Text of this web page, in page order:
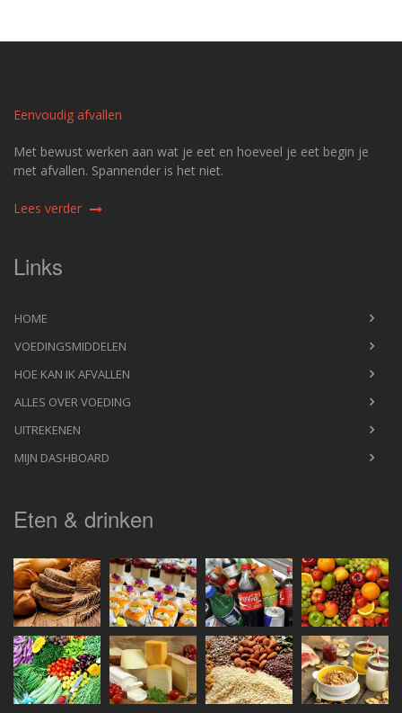
Eenvoudig afvallen
Met bewust werken aan wat je eet en hoeveel je eet begin je
met afvallen. Spannender is het niet.
Lees verder
Links
HOME
VOEDINGSMIDDELEN
HOE KAN IK AFVALLEN
ALLES OVER VOEDING
UITREKENEN
MIJN DASHBOARD
Eten & drinken